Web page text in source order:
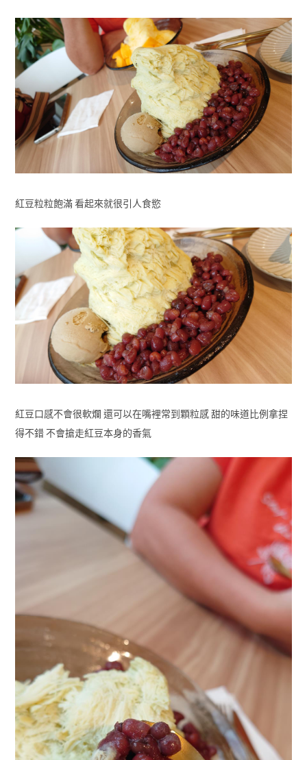
紅豆粒粒飽滿 看起來就很引人食慾
紅豆口感不會很軟爛 還可以在嘴裡常到顆粒感 甜的味道比例拿捏
得不錯 不會搶走紅豆本身的香氣